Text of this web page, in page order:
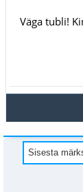
Väga tubli!